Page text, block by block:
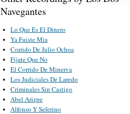
Navegantes
Lo Que Es El Dinero
Ya Fuiste Mia
Corrido De Julio Ochoa
Fijate Que No
El Corrido De Minerva
Los Judiciales De Laredo
Criminales Sin Castigo
Abel Arizpe
Alfonso Y Seferino